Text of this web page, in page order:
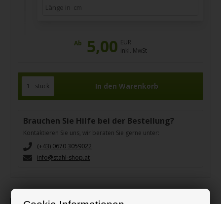
Ab 5,00 EUR
inkl. MwSt
stück
Brauchen Sie Hilfe bei der Bestellung?
Kontaktieren Sie uns, wir beraten Sie gerne unter:
(+43) 0670 3059022
info@stahl-shop.at